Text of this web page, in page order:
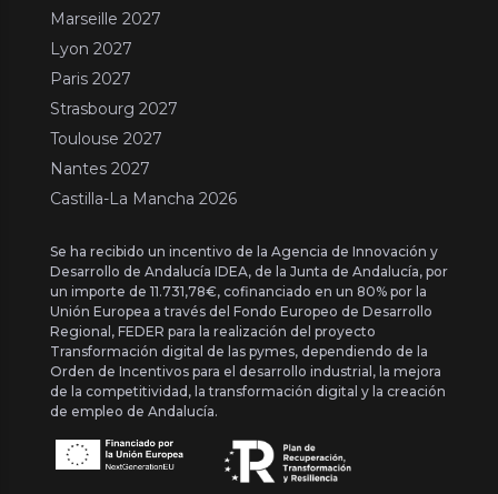
Marseille 2027
Lyon 2027
Paris 2027
Strasbourg 2027
Toulouse 2027
Nantes 2027
Castilla-La Mancha 2026
Se ha recibido un incentivo de la Agencia de Innovación y
Desarrollo de Andalucía IDEA, de la Junta de Andalucía, por
un importe de 11.731,78€, cofinanciado en un 80% por la
Unión Europea a través del Fondo Europeo de Desarrollo
Regional, FEDER para la realización del proyecto
Transformación digital de las pymes, dependiendo de la
Orden de Incentivos para el desarrollo industrial, la mejora
de la competitividad, la transformación digital y la creación
de empleo de Andalucía.